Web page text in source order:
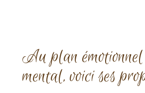
Au plan
mental, voici ses